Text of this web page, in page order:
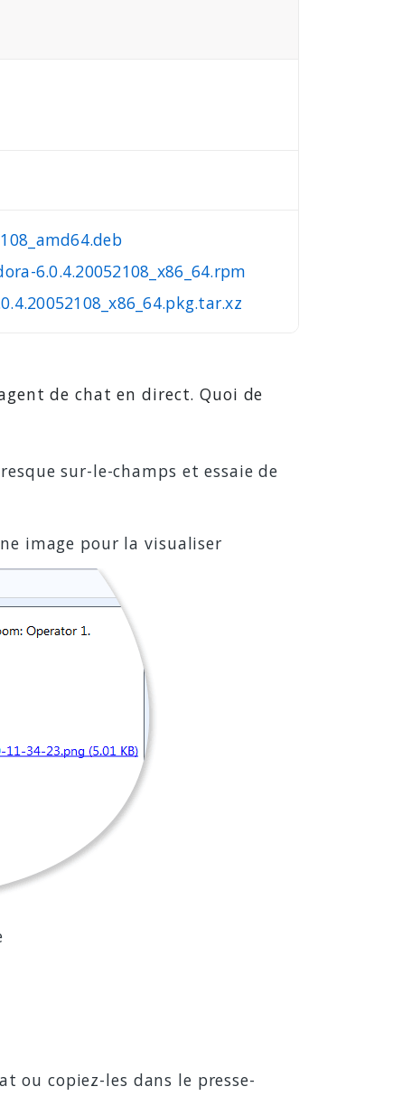
6.0.4.20052108_x86_64.rpm
de chat en direct. Quoi de
sur-le-champs et essaie de
image pour la visualiser
ou copiez-les dans le presse-